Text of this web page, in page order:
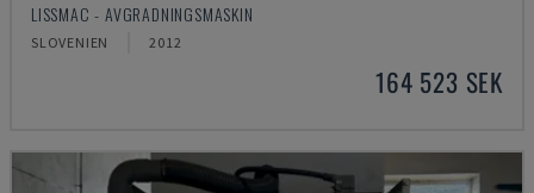
LISSMAC - AVGRADNINGSMASKIN
SLOVENIEN 2012
164 523 SEK